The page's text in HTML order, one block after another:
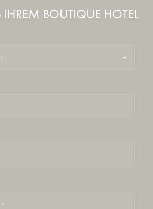
BOUTIQUE HOTEL